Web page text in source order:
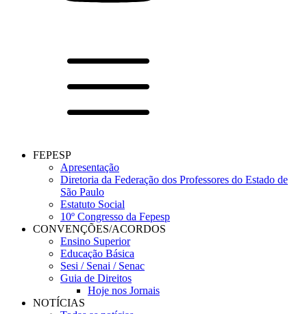
FEPESP
Apresentação
Diretoria da Federação dos Professores do Estado de
São Paulo
Estatuto Social
10º Congresso da Fepesp
CONVENÇÕES/ACORDOS
Ensino Superior
Educação Básica
Sesi / Senai / Senac
Guia de Direitos
Hoje nos Jornais
NOTÍCIAS